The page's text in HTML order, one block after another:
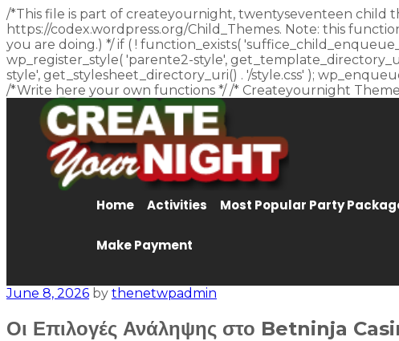
/*This file is part of createyournight, twentyseventeen child
https://codex.wordpress.org/Child_Themes. Note: this
you are doing.) */ if ( ! function_exists(
wp_register_style( 'parente2-style',
style', get_stylesheet_directory_uri() . '/style.css' );
/*Write here your own functions */ /* Createyournight
Home Activities Most Popular Party
Make Payment
June 8, 2026 by thenetwpadmin
Οι Επιλογές Ανάληψης στο Betninja